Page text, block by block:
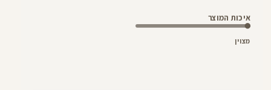
איכות המוצר
מצוין